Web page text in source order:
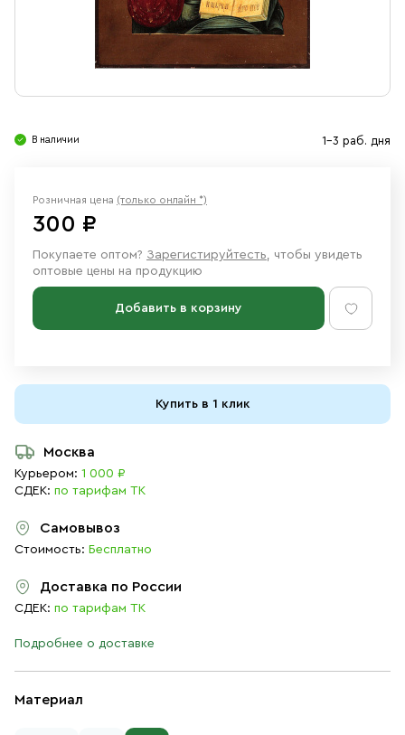
В наличии 1-3 раб. дня
Материал
Розничная цена (только онлайн *)
300 ₽
Покупаете оптом? Зарегистируйтесть, чтобы увидеть
оптовые цены на продукцию
Добавить в корзину
Купить в 1 клик
Москва
Курьером: 1 000 ₽
СДЕК: по тарифам ТК
Самовывоз
Стоимость: Бесплатно
Доставка по России
СДЕК: по тарифам ТК
Подробнее о доставке